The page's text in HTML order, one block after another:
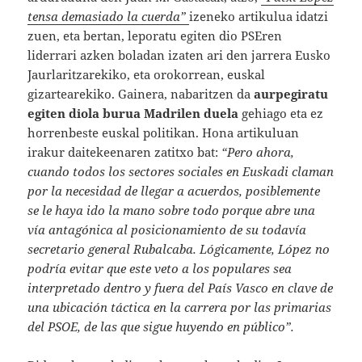
tensa demasiado la cuerda” izeneko artikulua idatzi
zuen, eta bertan, leporatu egiten dio PSEren
liderrari azken boladan izaten ari den jarrera Eusko
Jaurlaritzarekiko, eta orokorrean, euskal
gizartearekiko. Gainera, nabaritzen daaurpegiratu
egiten diola burua Madrilen duela gehiago eta ez
horrenbeste euskal politikan. Hona artikuluan
irakur daitekeenaren zatitxo bat: “Pero ahora,
cuando todos los sectores sociales en Euskadi claman
por la necesidad de llegar a acuerdos, posiblemente
se le haya ido la mano sobre todo porque abre una
vía antagónica al posicionamiento de su todavía
secretario general Rubalcaba. Lógicamente, López no
podría evitar que este veto a los populares sea
interpretado dentro y fuera del País Vasco en clave de
una ubicación táctica en la carrera por las primarias
del PSOE, de las que sigue huyendo en público”.